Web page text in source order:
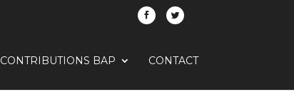
CONTRIBUTIONS BAP CONTACT